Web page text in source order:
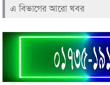
এ বিভাগের আরো খবর